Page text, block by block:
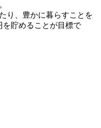
り、豊かに暮らすことを
貯めることが目標で